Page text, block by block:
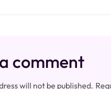
comment
will not be published.